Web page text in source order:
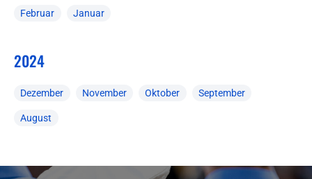
Februar Januar
2024
Dezember November Oktober September
August